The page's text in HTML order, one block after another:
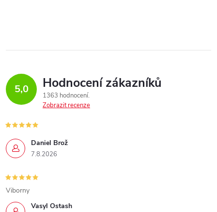
5,0 Hodnocení zákazníků
1363 hodnocení
Zobrazit recenze
Daniel Brož
7.8.2026
Vasyl Ostash
Viborny